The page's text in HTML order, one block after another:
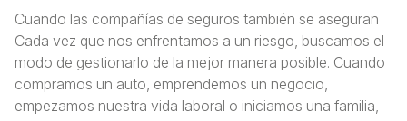
Cuando las compañías de seguros también se aseguran
Cada vez que nos enfrentamos a un riesgo, buscamos el
modo de gestionarlo de la mejor manera posible. Cuando
compramos un auto, emprendemos un negocio,
empezamos nuestra vida laboral o iniciamos una familia,